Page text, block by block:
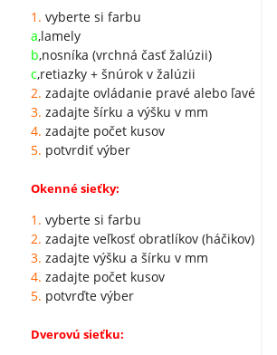
1. vyberte si farbu
a,lamely
b,nosníka (vrchná časť žalúzii)
c,retiazky + šnúrok v žalúzii
2. zadajte ovládanie pravé alebo ľavé
3. zadajte šírku a výšku v mm
4. zadajte počet kusov
5. potvrdiť výber
Okenné sieťky:
1. vyberte si farbu
2. zadajte veľkosť obratlíkov (háčikov)
3. zadajte výšku a šírku v mm
4. zadajte počet kusov
5. potvrďte výber
Dverovú sieťku: